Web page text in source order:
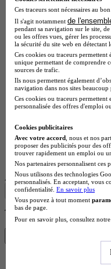
Lycée GT
Voir l’établissement
Afficher plus de résultats
Trouve ton diplôme en 1
Ces traceurs sont nécessaires au
Il s'agit notamment de
pendant sa navigation sur le site,
ou les offres vues, gérer les
la sécurité du site web en détectant
Ces cookies ou traceurs
unique permettant de comprendre
sources de trafic.
Ils nous permettent également
navigation dans nos sites
Ces cookies ou traceurs
personnalisée des offres d'emploi
Cookies publicitaires
Avec votre accord , nous et nos
proposer des publicités pour des
trouver rapidement un emploi ou
Nos partenaires personnalisent
Nous utilisons des technologies
personnalisés. En acceptant, vous
confidentialité. En savoir plus
Vous pouvez à tout moment
bas de page.
Pour en savoir plus, consultez notre